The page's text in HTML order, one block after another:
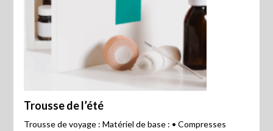
Trousse de l’été
Trousse de voyage : Matériel de base : • Compresses